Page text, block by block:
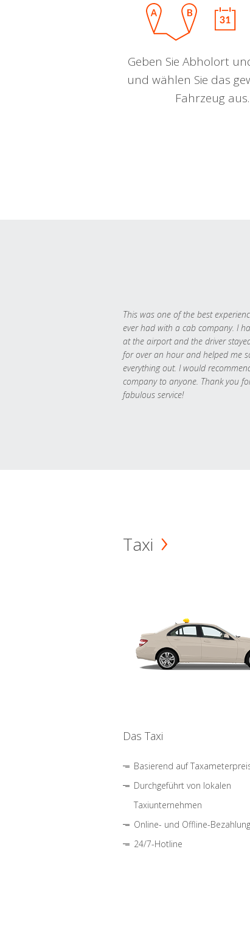
Geben Sie Abholort
und wählen Sie das
Fahrzeug aus.
This was one of the best
ever had with a cab company. I
at the airport and the driver
for over an hour and helped me
everything out. I would
company to anyone. Thank you
fabulous service!
Taxi
Das Taxi
Basierend auf
Durchgeführt von lokalen
Taxiunternehmen
Online- und Offline-
24/7-Hotline